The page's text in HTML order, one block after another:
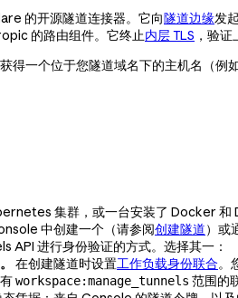
的开源隧道连接器。它向隧道边缘发
的路由组件。它终止内层 TLS ，验
得一个位于您隧道域名下的主机名（例
集群，或一台安装了 Docker 和
中创建一个（请参阅创建隧道）或
API 进行身份验证的方式。选择其一：
在创建隧道时设置工作负载身份联合。
workspace:manage_tunnels 范围的